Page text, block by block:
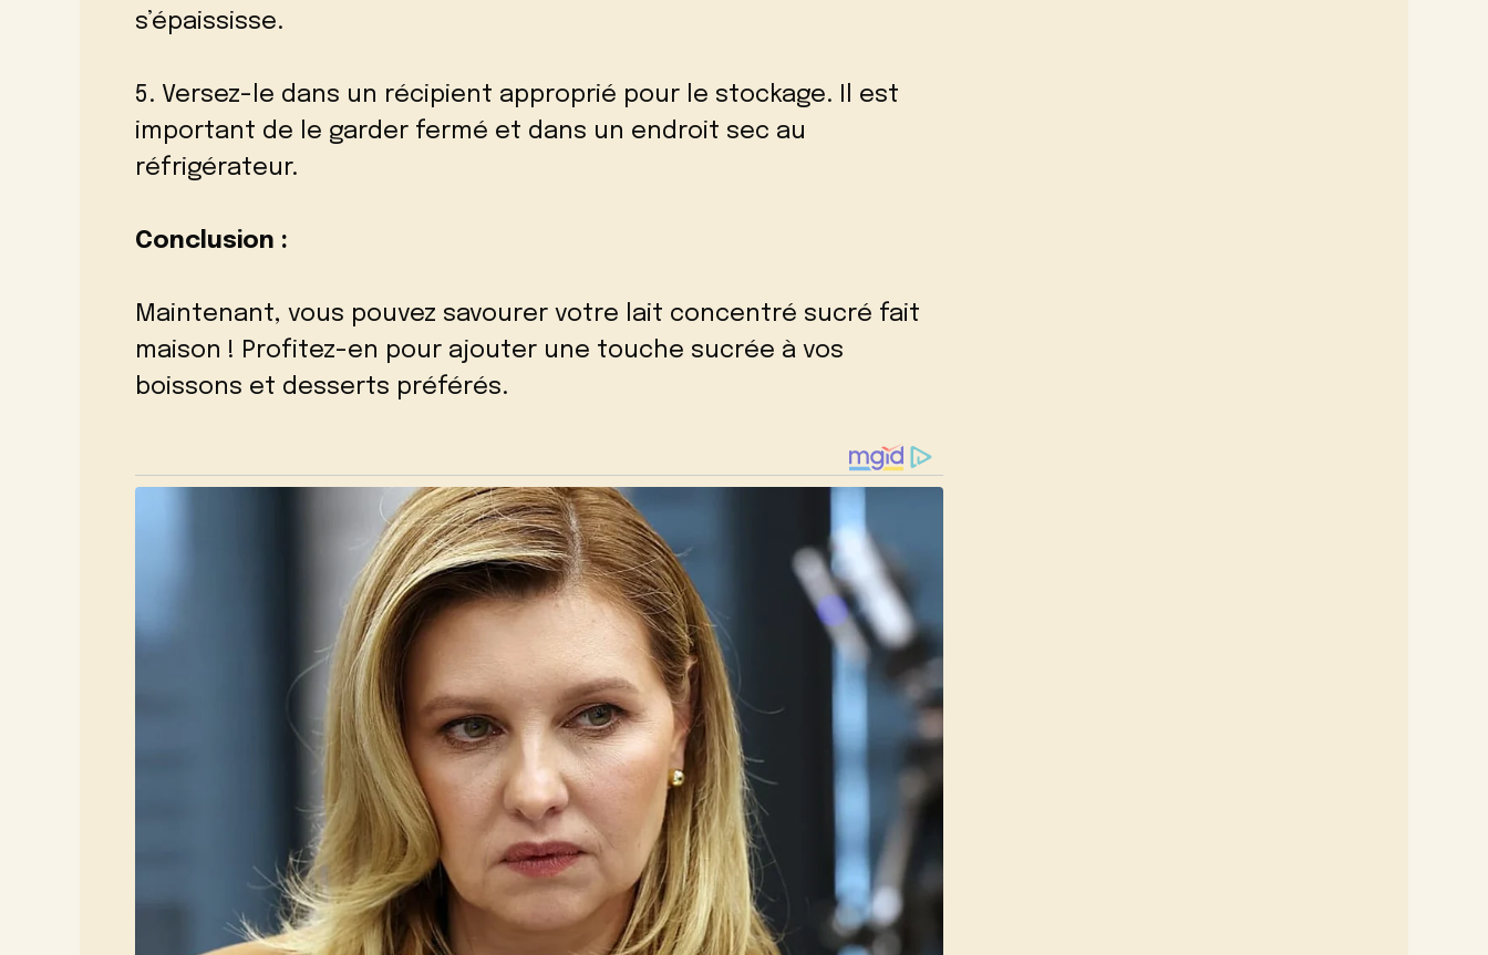
s’épaississe.
5. Versez-le dans un récipient approprié pour le stockage. Il est
important de le garder fermé et dans un endroit sec au
réfrigérateur.
Conclusion :
Maintenant, vous pouvez savourer votre lait concentré sucré fait
maison ! Profitez-en pour ajouter une touche sucrée à vos
boissons et desserts préférés.